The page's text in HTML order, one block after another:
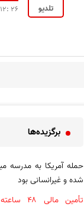
۱۲: ۲۶ تلدیو
برگزیده‌ها
حمله آمریکا به مدرسه
شده و غیرانسانی بود
تأمین